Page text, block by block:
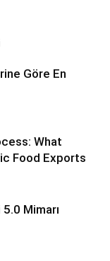
Göre En
What
Food Exports
Mimarı